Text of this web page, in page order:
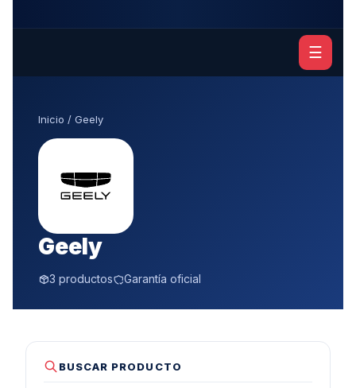
☰
Inicio / Geely
Geely
3 productos Garantía oficial
BUSCAR PRODUCTO